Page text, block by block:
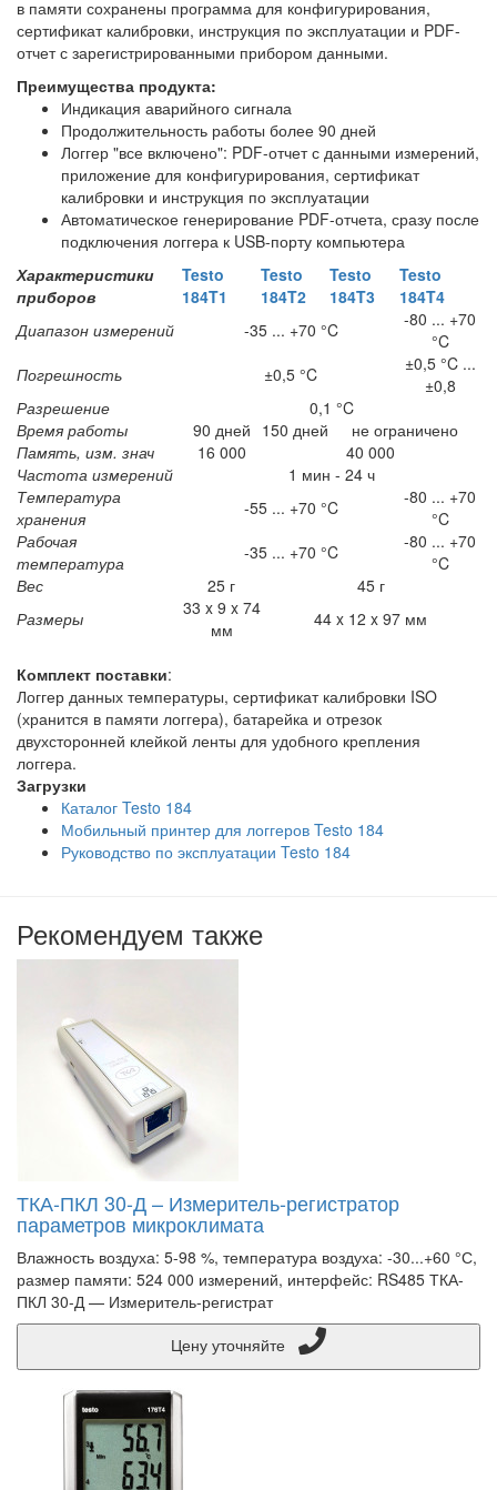
в памяти сохранены программа для конфигурирования,
сертификат калибровки, инструкция по эксплуатации и PDF-
отчет с зарегистрированными прибором данными.
Преимущества продукта:
Индикация аварийного сигнала
Продолжительность работы более 90 дней
Логгер "все включено": PDF-отчет с данными измерений,
приложение для конфигурирования, сертификат
калибровки и инструкция по эксплуатации
Автоматическое генерирование PDF-отчета, сразу после
подключения логгера к USB-порту компьютера
Характеристики
приборов
Testo
184T1
Testo
184T2
Testo
184T3
Testo
184T4
Диапазон измерений
-35 ... +70 °C
-80 ... +70
°C
Погрешность
±0,5 °C
±0,5 °C ...
±0,8
Разрешение
0,1 °C
Время работы
90 дней 150 дней
не ограничено
Память, изм. знач
16 000
40 000
Частота измерений
1 мин - 24 ч
Температура
хранения
-55 ... +70 °C
-80 ... +70
°C
Рабочая
температура
-35 ... +70 °C
-80 ... +70
°C
Вес
25 г
45 г
Размеры
33 x 9 x 74
мм
44 x 12 x 97 мм
Комплект поставки:
Логгер данных температуры, сертификат калибровки ISO
(хранится в памяти логгера), батарейка и отрезок
двухсторонней клейкой ленты для удобного крепления
логгера.
Загрузки
Каталог Testo 184
Мобильный принтер для логгеров Testo 184
Руководство по эксплуатации Testo 184
Рекомендуем также
ТКА-ПКЛ 30-Д – Измеритель-регистратор
параметров микроклимата
Влажность воздуха: 5-98 %, температура воздуха: -30...+60 °С,
размер памяти: 524 000 измерений, интерфейс: RS485 ТКА-
ПКЛ 30-Д — Измеритель-регистрат